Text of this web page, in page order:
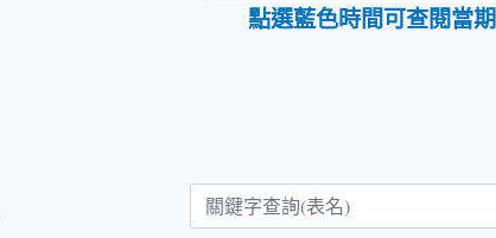
點選藍色時間可查閱當
關
鍵